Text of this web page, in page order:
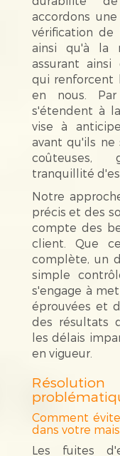
accordons
vérification
ainsi qu'à la
assurant ainsi
qui renforcent
en nous. Par
s'étendent à la
vise à
avant qu'ils ne
coûteuses,
tranquillité
Notre
précis et des
compte des
client. Que
complète, un
simple
s'engage à
éprouvées et
des résultats
les délais
en vigueur.
Comment
dans votre
Les fuites